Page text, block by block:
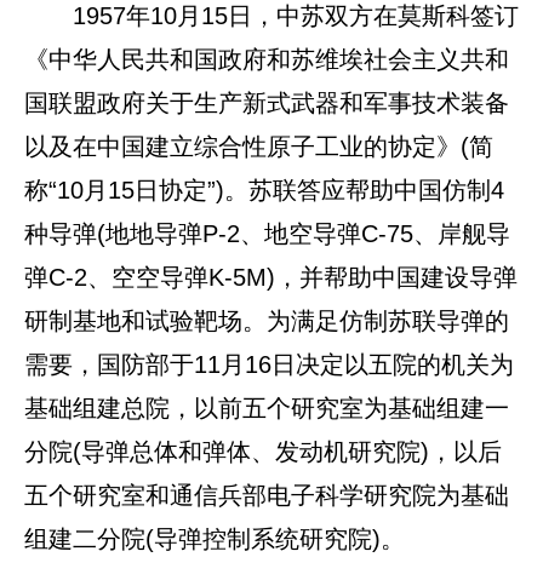
1957年10月15日，中苏双方在莫斯科签订
《中华人民共和国政府和苏维埃社会主义共和
国联盟政府关于生产新式武器和军事技术装备
以及在中国建立综合性原子工业的协定》(简
称“10月15日协定”)。苏联答应帮助中国仿制4
种导弹(地地导弹P-2、地空导弹C-75、岸舰导
弹C-2、空空导弹K-5M)，并帮助中国建设导弹
研制基地和试验靶场。为满足仿制苏联导弹的
需要，国防部于11月16日决定以五院的机关为
基础组建总院，以前五个研究室为基础组建一
分院(导弹总体和弹体、发动机研究院)，以后
五个研究室和通信兵部电子科学研究院为基础
组建二分院(导弹控制系统研究院)。